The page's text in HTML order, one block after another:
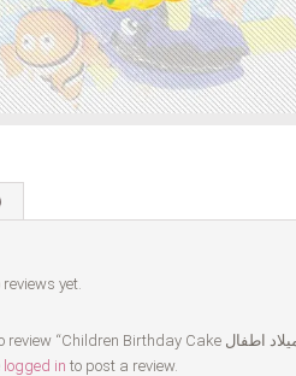
yet.
logged in to post a review.